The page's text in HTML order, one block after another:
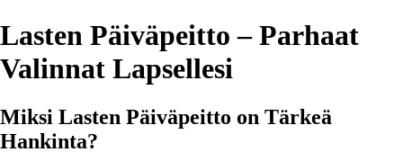
Lasten Päiväpeitto – Parhaat
Valinnat Lapsellesi
Miksi Lasten Päiväpeitto on Tärkeä
Hankinta?